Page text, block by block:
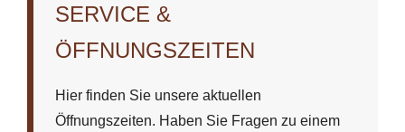
SERVICE &
ÖFFNUNGSZEITEN
Hier finden Sie unsere aktuellen
Öffnungszeiten. Haben Sie Fragen zu einem